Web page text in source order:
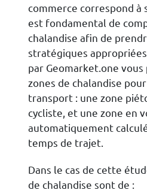
commerce correspond à
est fondamental de
chalandise afin de
stratégiques
par Geomarket.one
zones de chalandise
transport : une zone
cycliste, et une zone en
automatiquement
temps de trajet.
Dans le cas de cette
de chalandise sont de :